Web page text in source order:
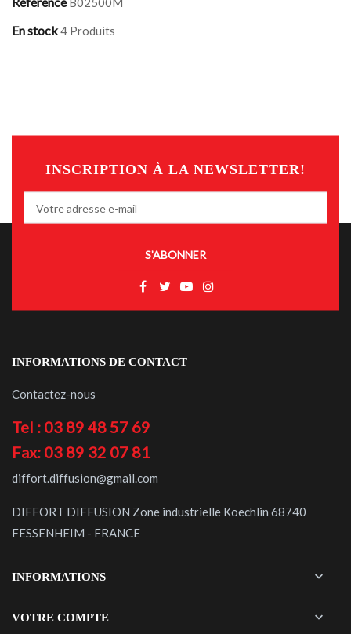
En stock4 Produits
INSCRIPTION À LA NEWSLETTER!
S’ABONNER
INFORMATIONS DE CONTACT
Contactez-nous
Tel : 03 89 48 57 69
Fax: 03 89 32 07 81
diffort.diffusion@gmail.com
DIFFORT DIFFUSION Zone industrielle Koechlin 68740
FESSENHEIM - FRANCE
INFORMATIONS 
VOTRE COMPTE 